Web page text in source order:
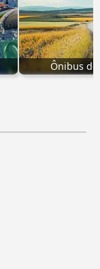
Ônibus